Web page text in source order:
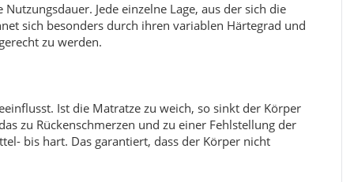
Jede einzelne Lage, aus der sich die
sich besonders durch ihren variablen Härtegrad und
zu werden.
Ist die Matratze zu weich, so sinkt der Körper
zu Rückenschmerzen und zu einer Fehlstellung der
bis hart. Das garantiert, dass der Körper nicht
Preis auf Anfrage